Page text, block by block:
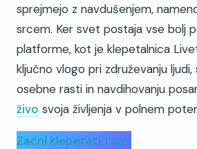
sprejmejo z navdušenjem,
srcem. Ker svet postaja vse bolj
platforme, kot je klepetalnica
ključno vlogo pri združevanju ljudi,
osebne rasti in navdihovanju
živo svoja življenja v polnem
Začni klepetati 1 na 1